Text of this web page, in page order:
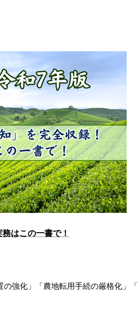
はこの一書で！
強化」「農地転用手続の厳格化」